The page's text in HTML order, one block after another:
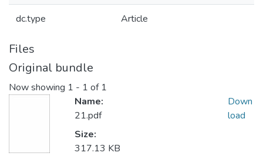
dc.type Article
Files
Original bundle
Now showing 1 - 1 of 1
Name:
21.pdf
Size:
317.13 KB
Down
load